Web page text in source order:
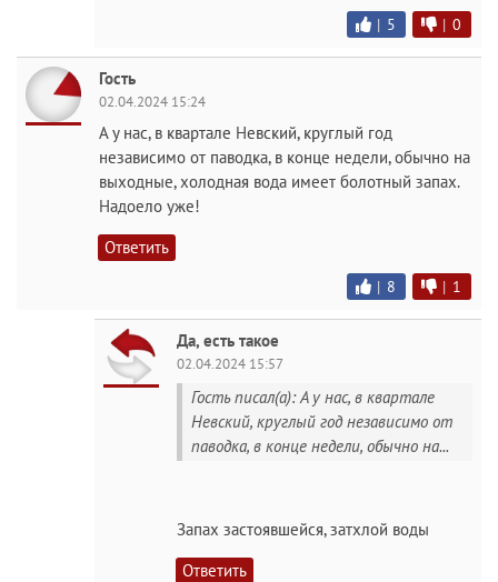
| 5 | 0
Гость
02.04.2024 15:24
А у нас, в квартале Невский, круглый год
независимо от паводка, в конце недели, обычно на
выходные, холодная вода имеет болотный запах.
Надоело уже!
Ответить
| 8 | 1
Да, есть такое
02.04.2024 15:57
Гость писал(а): А у нас, в квартале
Невский, круглый год независимо от
паводка, в конце недели, обычно на...
Запах застоявшейся, затхлой воды
Ответить